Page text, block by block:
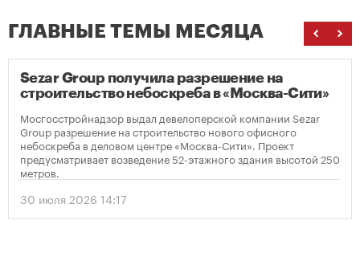
ГЛАВНЫЕ ТЕМЫ МЕСЯЦА
Sezar Group получила разрешение на
строительство небоскреба в «Москва-Сити»
Мосгосстройнадзор выдал девелоперской компании Sezar
Group разрешение на строительство нового офисного
небоскреба в деловом центре «Москва-Сити». Проект
предусматривает возведение 52-этажного здания высотой 250
метров.
30 июля 2026 14:17